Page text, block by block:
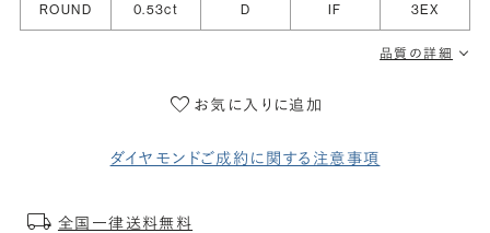
ROUND 0.53ct D IF 3EX
品質の詳細
お気に入りに追加
ダイヤモンドご成約に関する注意事項
全国一律送料無料